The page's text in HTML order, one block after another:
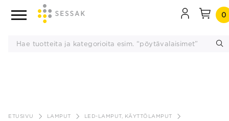
sisältöön
0
ETUSIVU LAMPUT
LED-LAMPUT, KÄYTTÖLAMPUT